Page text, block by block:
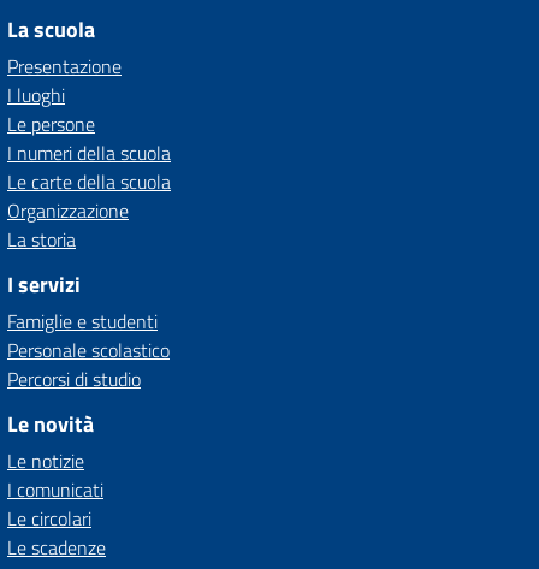
La scuola
Presentazione
I luoghi
Le persone
I numeri della scuola
Le carte della scuola
Organizzazione
La storia
I servizi
Famiglie e studenti
Personale scolastico
Percorsi di studio
Le novità
Le notizie
I comunicati
Le circolari
Le scadenze